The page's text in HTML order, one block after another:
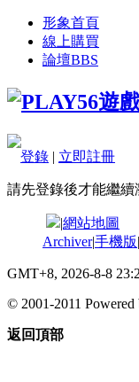
形象首頁
線上購買
論壇BBS
登錄 | 立即註冊
請先登錄後才能繼續
|網站地圖
Archiver|手機版|
GMT+8, 2026-8-8
© 2001-2011 Powered
返回頂部